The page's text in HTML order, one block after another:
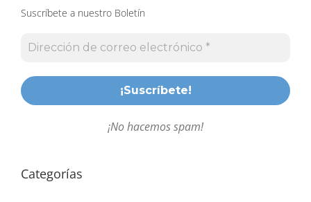
Suscríbete a nuestro Boletín
¡No hacemos spam!
Categorías